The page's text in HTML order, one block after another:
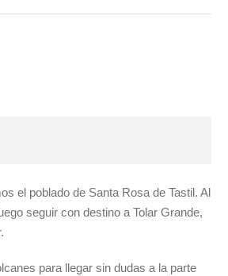
el poblado de Santa Rosa de Tastil. Al
seguir con destino a Tolar Grande,
para llegar sin dudas a la parte